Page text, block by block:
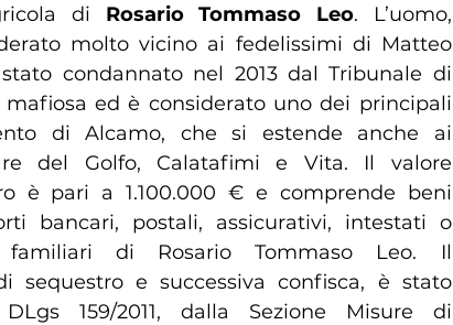
di Rosario Tommaso Leo. L’uomo,
molto vicino ai fedelissimi di Matteo
condannato nel 2013 dal Tribunale di
mafiosa ed è considerato uno dei principali
di Alcamo, che si estende anche ai
del Golfo, Calatafimi e Vita. Il valore
è pari a 1.100.000 € e comprende beni
bancari, postali, assicurativi, intestati o
di Rosario Tommaso Leo. Il
sequestro e successiva confisca, è stato
159/2011, dalla Sezione Misure di